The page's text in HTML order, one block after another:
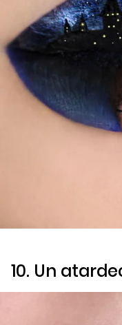
10. Un